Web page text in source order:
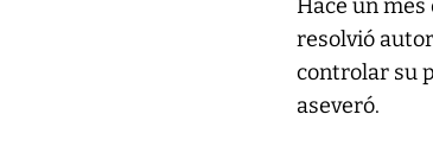
Hace un
resolvió
controlar su
aseveró.